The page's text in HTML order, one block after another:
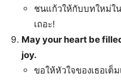
ชนแก้วให้กับบทใหม่
เถอะ!
May your heart be
joy.
ขอให้หัวใจของเธอเต็